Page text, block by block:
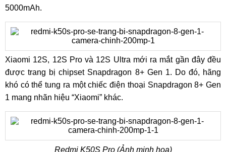
5000mAh.
Xiaomi 12S, 12S Pro và 12S Ultra mới ra mắt gần đây đều
được trang bị chipset Snapdragon 8+ Gen 1. Do đó, hãng
khó có thể tung ra một chiếc điện thoại Snapdragon 8+ Gen
1 mang nhãn hiệu “Xiaomi” khác.
Redmi K50S Pro (Ảnh minh họa)